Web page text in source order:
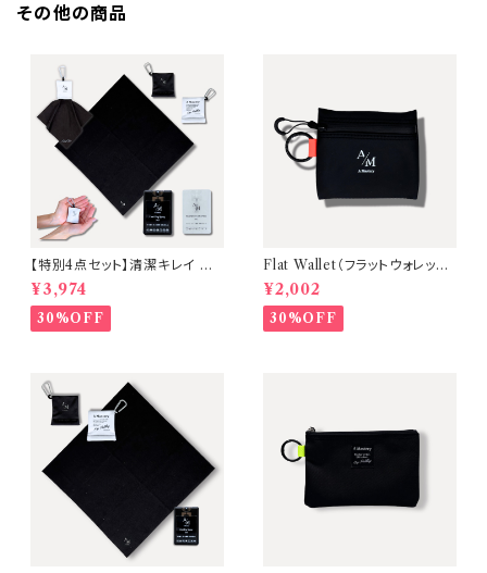
その他の商品
【特別4点セット】清潔キレイ 持
ち運び・収納モバイルケアセット
【単品よりお得】A Mastery
¥3,974
30%OFF
Flat Wallet（フラットウォレット）
薄型コンパクトミニ財布【本体：
Black / タブ：Orange】
¥2,002
30%OFF